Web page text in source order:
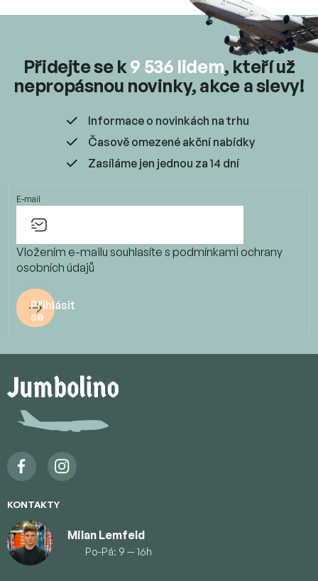
Přidejte se k9 536 lidem, kteří už
nepropásnou novinky, akce a slevy!
Informace o novinkách na trhu
Časově omezené akční nabídky
Zasíláme jen jednou za 14 dní
E-mail
Vložením e-mailu souhlasíte s podmínkami ochrany
osobních údajů
Přihlásit
se
p
KONTAKTY
Milan Lemfeld
Po-Pá: 9 — 16h